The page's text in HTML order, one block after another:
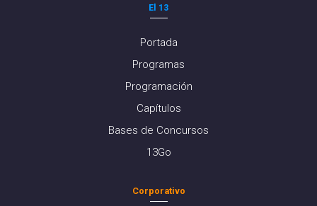
El 13
Portada
Programas
Programación
Capítulos
Bases de Concursos
13Go
Corporativo